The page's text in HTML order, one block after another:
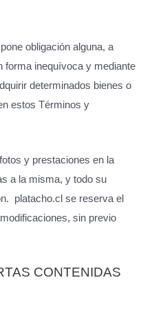
obligación alguna, a
forma inequívoca y mediante
determinados bienes o
estos Términos y
y prestaciones en la
a la misma, y todo su
platacho.cl se reserva el
sin previo
CONTENIDAS